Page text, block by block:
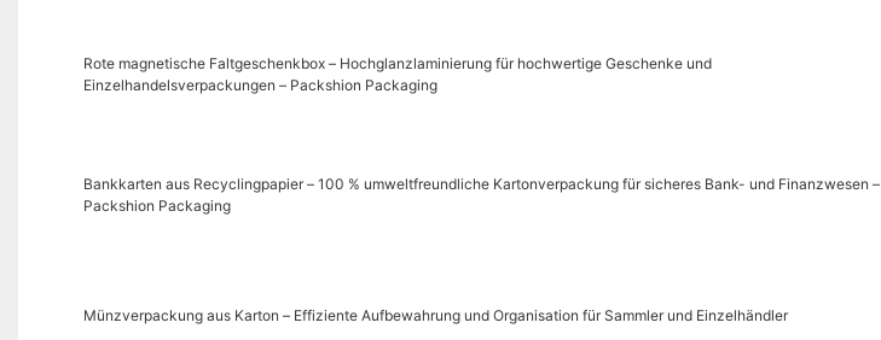
Rote magnetische Faltgeschenkbox – Hochglanzlaminierung für hochwertige Geschenke und
Einzelhandelsverpackungen – Packshion Packaging
Bankkarten aus Recyclingpapier – 100 % umweltfreundliche Kartonverpackung für sicheres Bank- und Finanzwesen –
Packshion Packaging
Münzverpackung aus Karton – Effiziente Aufbewahrung und Organisation für Sammler und Einzelhändler